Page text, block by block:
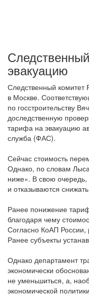
эвакуацию
Следственный комитет
в Москве.
по госстроительству
доследственную
тарифа на эвакуацию
служба (ФАС).
Сейчас стоимость
Однако, по словам
ниже». В свою
и отказываются
Ранее понижение
благодаря чему
Согласно КоАП России,
Ранее субъекты
Однако департамент
экономически
не уменьшиться, а,
экономической